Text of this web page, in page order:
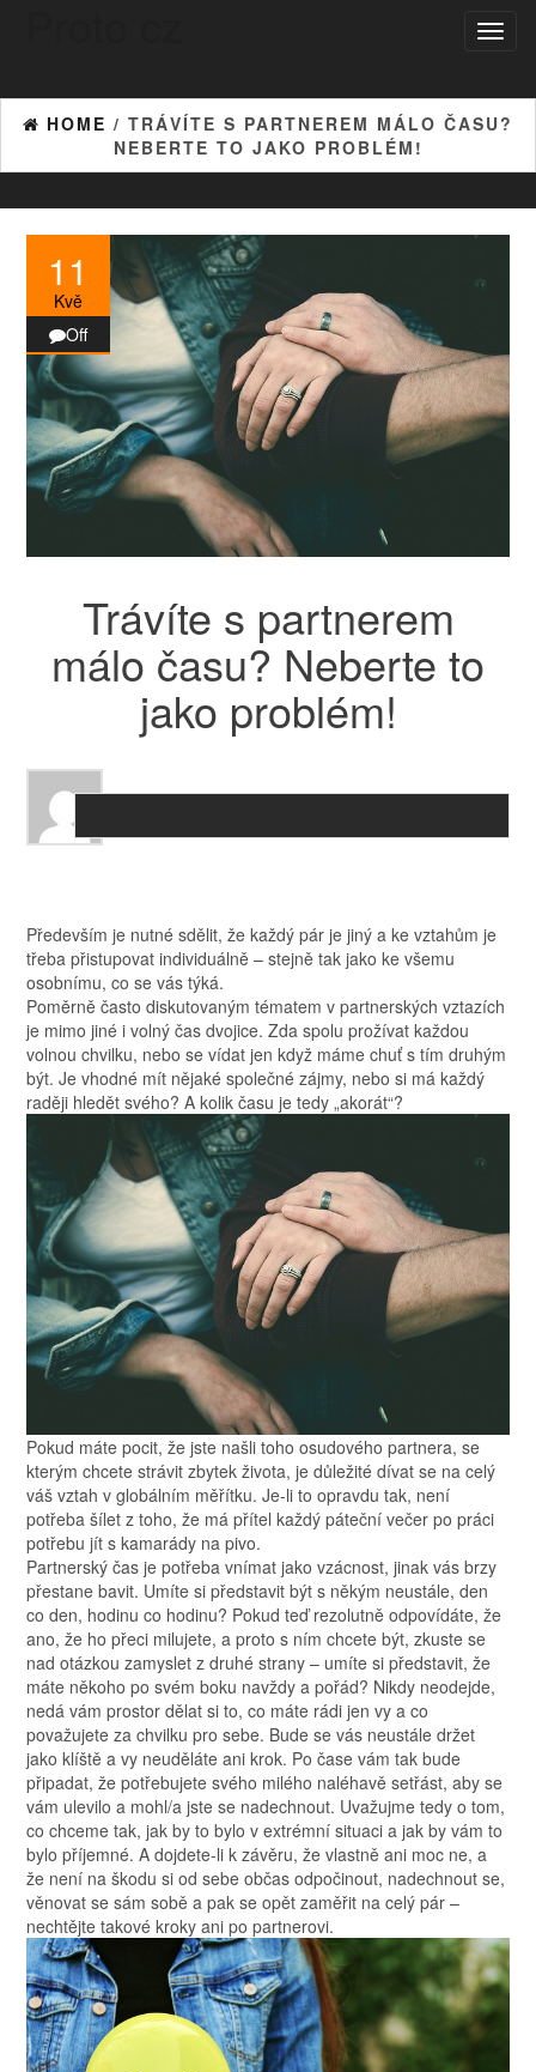
HOME / TRÁVÍTE S PARTNEREM MÁLO ČASU?
NEBERTE TO JAKO PROBLÉM!
11
Kvě
Off
Trávíte s partnerem
málo času? Neberte to
jako problém!
Především je nutné sdělit, že každý pár je jiný a ke vztahům je
třeba přistupovat individuálně – stejně tak jako ke všemu
osobnímu, co se vás týká.
Poměrně často diskutovaným tématem v partnerských vztazích
je mimo jiné i volný čas dvojice. Zda spolu prožívat každou
volnou chvilku, nebo se vídat jen když máme chuť s tím druhým
být. Je vhodné mít nějaké společné zájmy, nebo si má každý
raději hledět svého? A kolik času je tedy „akorát“?
Pokud máte pocit, že jste našli toho osudového partnera, se
kterým chcete strávit zbytek života, je důležité dívat se na celý
váš vztah v globálním měřítku. Je-li to opravdu tak, není
potřeba šílet z toho, že má přítel každý páteční večer po práci
potřebu jít s kamarády na pivo.
Partnerský čas je potřeba vnímat jako vzácnost, jinak vás brzy
přestane bavit. Umíte si představit být s někým neustále, den
co den, hodinu co hodinu? Pokud teď rezolutně odpovídáte, že
ano, že ho přeci milujete, a proto s ním chcete být, zkuste se
nad otázkou zamyslet z druhé strany – umíte si představit, že
máte někoho po svém boku navždy a pořád? Nikdy neodejde,
nedá vám prostor dělat si to, co máte rádi jen vy a co
považujete za chvilku pro sebe. Bude se vás neustále držet
jako klíště a vy neuděláte ani krok. Po čase vám tak bude
připadat, že potřebujete svého milého naléhavě setřást, aby se
vám ulevilo a mohl/a jste se nadechnout. Uvažujme tedy o tom,
co chceme tak, jak by to bylo v extrémní situaci a jak by vám to
bylo příjemné. A dojdete-li k závěru, že vlastně ani moc ne, a
že není na škodu si od sebe občas odpočinout, nadechnout se,
věnovat se sám sobě a pak se opět zaměřit na celý pár –
nechtějte takové kroky ani po partnerovi.